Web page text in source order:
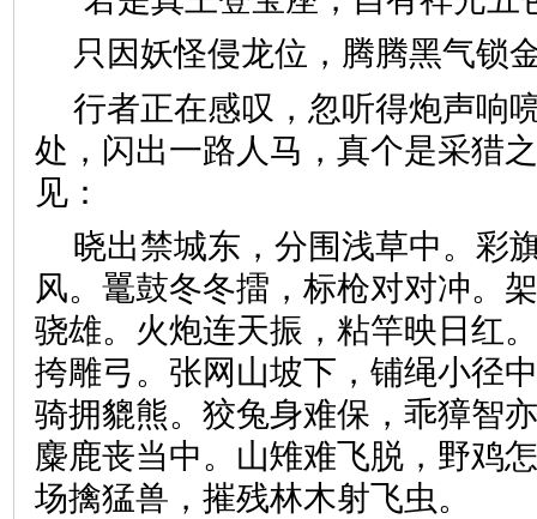
只因妖怪侵龙位，腾腾黑气
行者正在感叹，忽听得炮声响
处，闪出一路人马，真个是采猎
见：
晓出禁城东，分围浅草中。彩
风。鼍鼓冬冬擂，标枪对对冲。
骁雄。火炮连天振，粘竿映日红
挎雕弓。张网山坡下，铺绳小径
骑拥貔熊。狡兔身难保，乖獐智
麋鹿丧当中。山雉难飞脱，野鸡
场擒猛兽，摧残林木射飞虫